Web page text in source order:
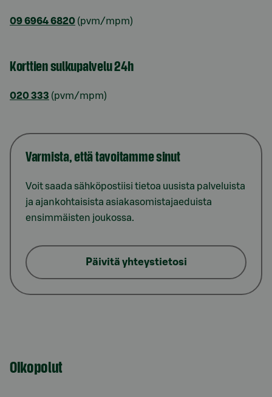
09 6964 6820 (pvm/mpm)
Korttien sulkupalvelu 24h
020 333 (pvm/mpm)
Varmista, että tavoitamme sinut
Voit saada sähköpostiisi tietoa uusista palveluista
ja ajankohtaisista asiakasomistajaeduista
ensimmäisten joukossa.
Päivitä yhteystietosi
Oikopolut